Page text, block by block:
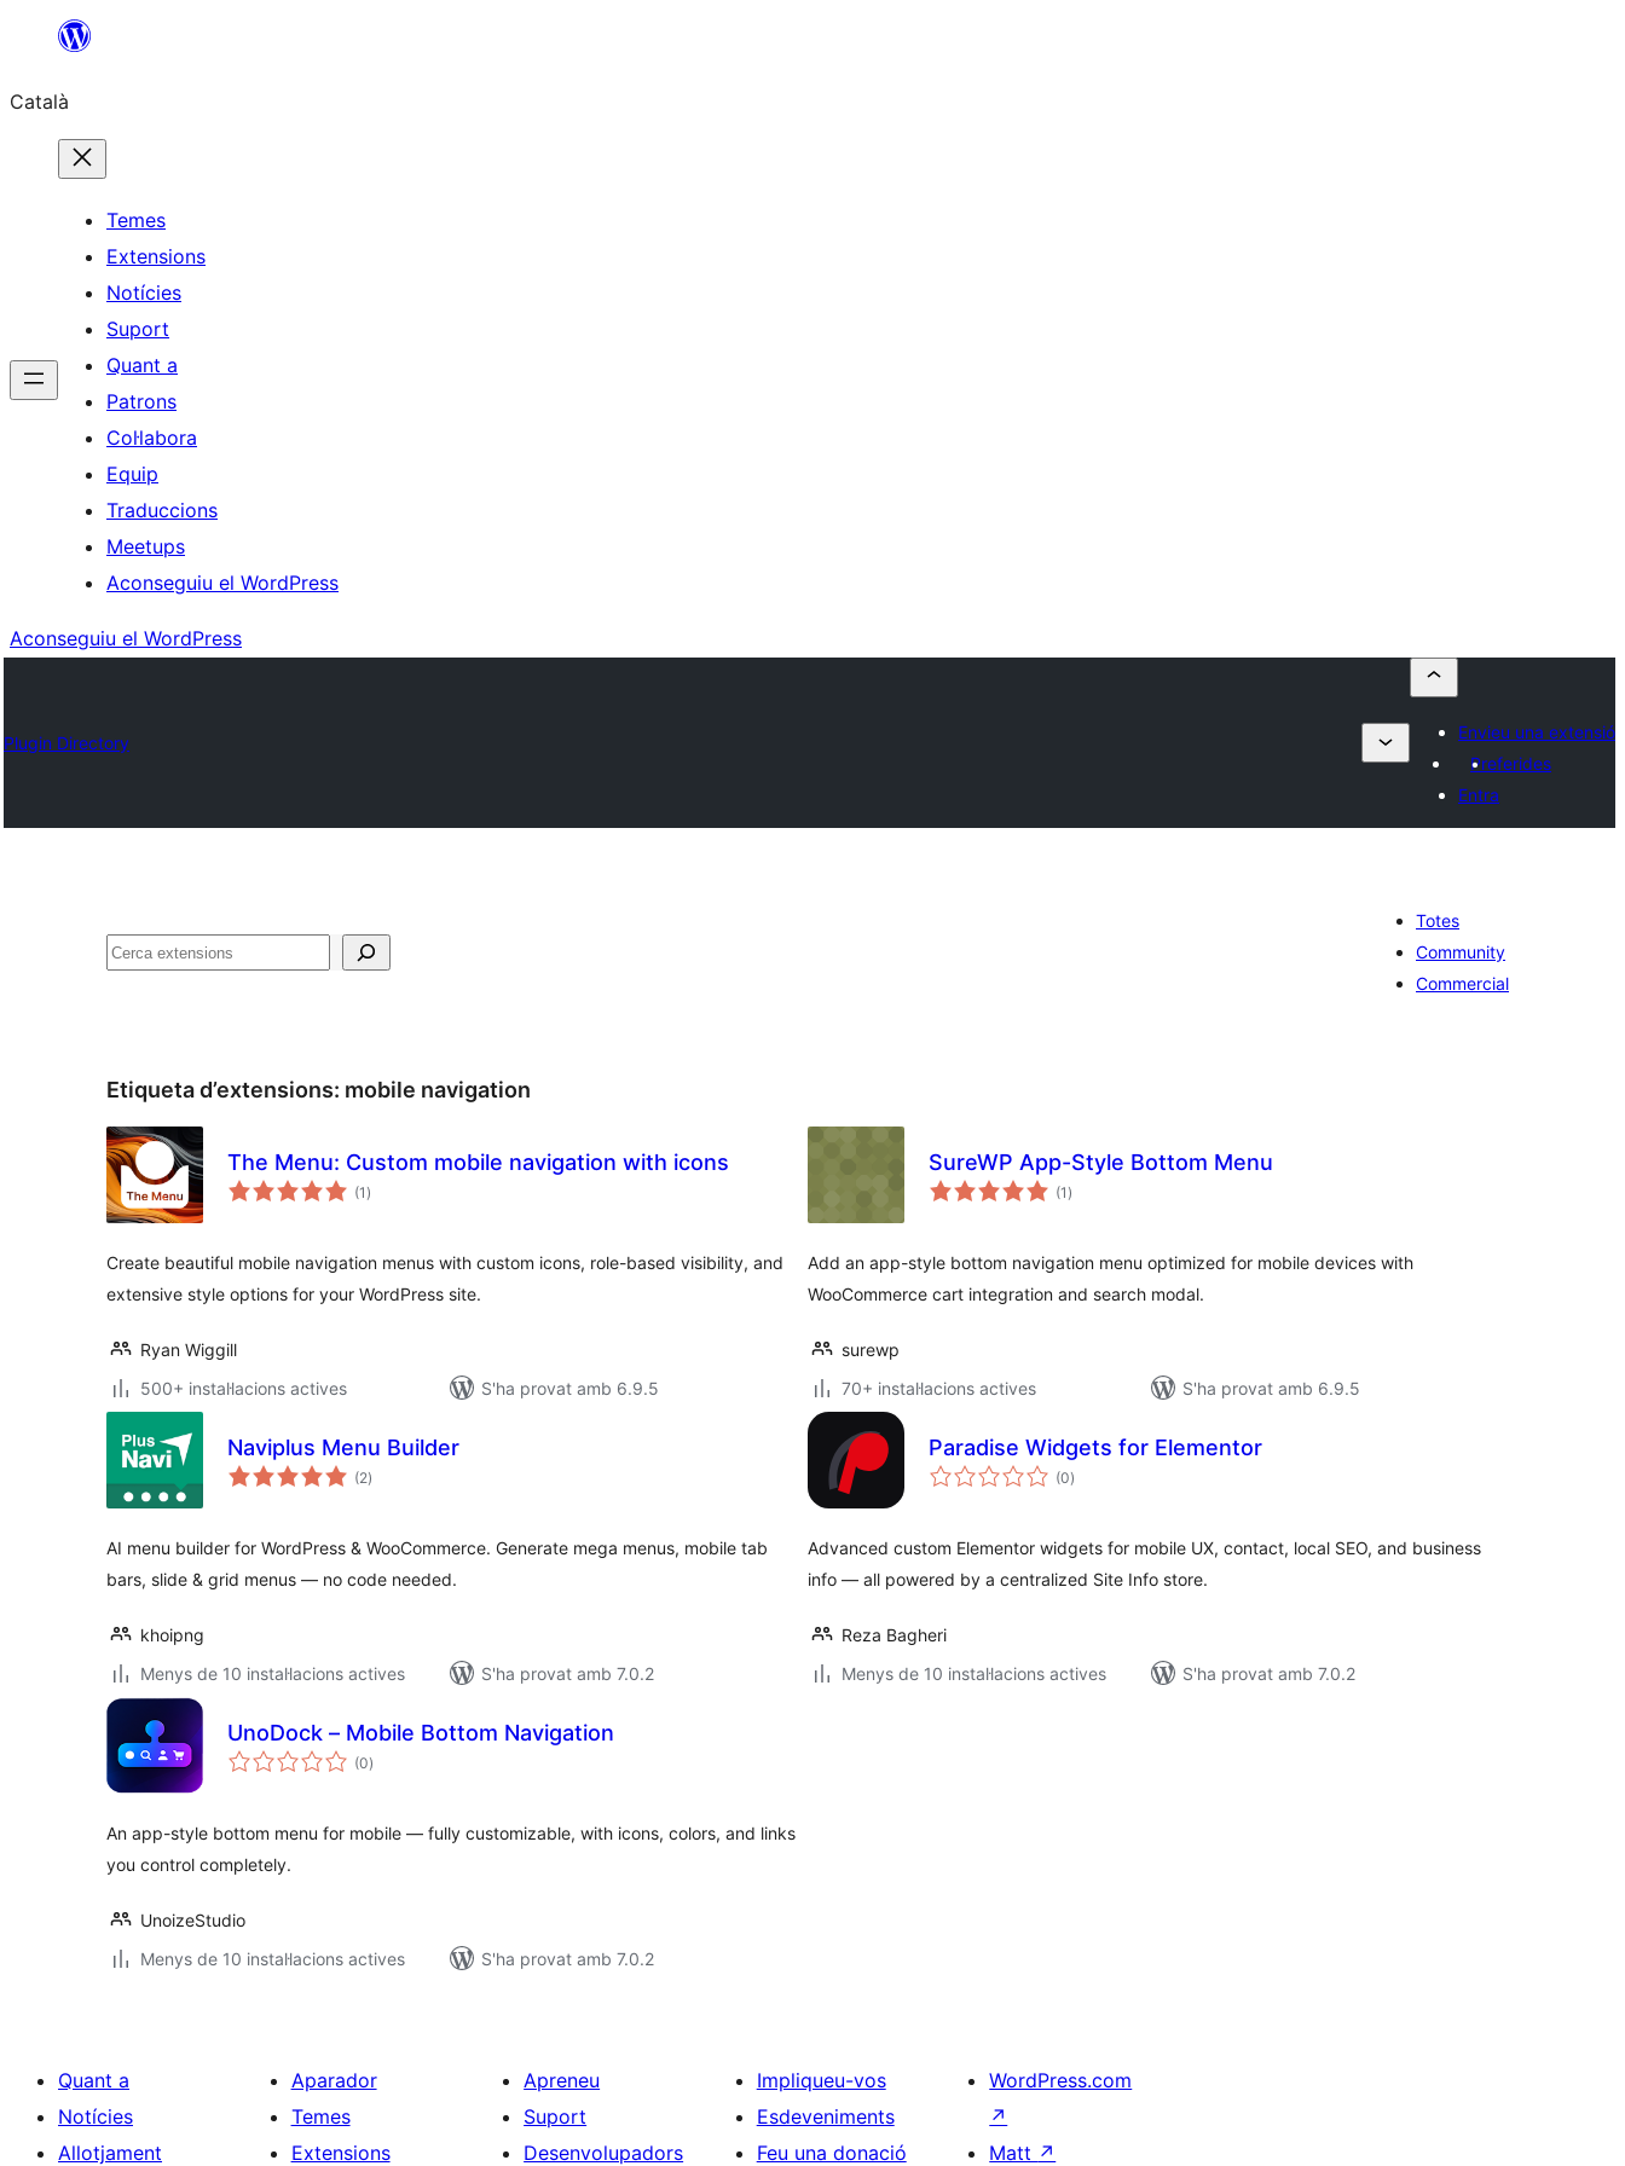
contingut
Català
Temes
Extensions
Notícies
Suport
Quant a
Patrons
Col·labora
Equip
Traduccions
Meetups
Aconseguiu el WordPress
Aconseguiu el WordPress
Plugin Directory
Envieu una extensió
Preferides
Entra
Cerca
Totes
Community
Commercial
Etiqueta d’extensions: mobile navigation
The Menu: Custom mobile navigation with icons
(1 puntuacions
totals
)
Create beautiful mobile navigation menus with custom icons, role-based visibility, and
extensive style options for your WordPress site.
Ryan Wiggill
500+ instal·lacions actives
S'ha provat amb 6.9.5
SureWP App-Style Bottom Menu
(1 puntuacions
totals
)
Add an app-style bottom navigation menu optimized for mobile devices with
WooCommerce cart integration and search modal.
surewp
70+ instal·lacions actives
S'ha provat amb 6.9.5
Naviplus Menu Builder
(2puntuacions
totals
)
AI menu builder for WordPress & WooCommerce. Generate mega menus, mobile tab
bars, slide & grid menus — no code needed.
khoipng
Menys de 10 instal·lacions actives
S'ha provat amb 7.0.2
Paradise Widgets for Elementor
(0puntuacions
totals
)
Advanced custom Elementor widgets for mobile UX, contact, local SEO, and business
info — all powered by a centralized Site Info store.
Reza Bagheri
Menys de 10 instal·lacions actives
S'ha provat amb 7.0.2
UnoDock – Mobile Bottom Navigation
(0puntuacions
totals
)
An app-style bottom menu for mobile — fully customizable, with icons, colors, and links
you control completely.
UnoizeStudio
Menys de 10 instal·lacions actives
S'ha provat amb 7.0.2
Quant a
Notícies
Allotjament
Aparador
Temes
Extensions
Apreneu
Suport
Desenvolupadors
Impliqueu-vos
Esdeveniments
Feu una donació
WordPress.com
↗
Matt ↗